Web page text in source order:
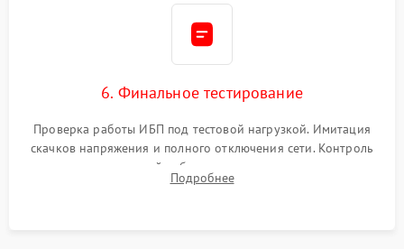
6. Финальное тестирование
Проверка работы ИБП под тестовой нагрузкой. Имитация
скачков напряжения и полного отключения сети. Контроль
времени автономной работы, температурного режима и
корректности формы выходного сигнала.
Подробнее